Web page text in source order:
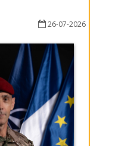
26-07-2026